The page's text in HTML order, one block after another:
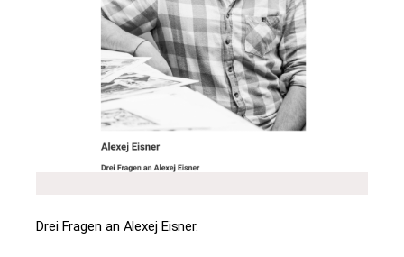
Drei Fragen an Alexej Eisner.